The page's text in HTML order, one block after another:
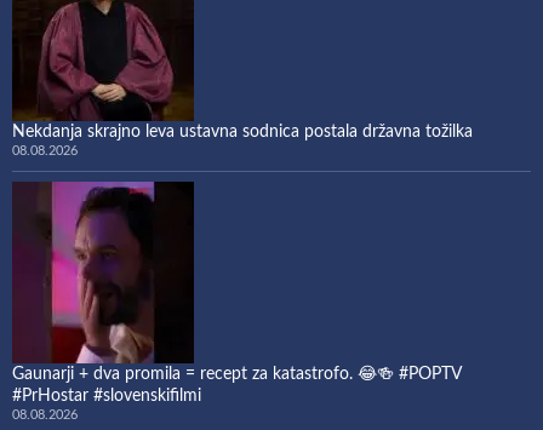
Nekdanja skrajno leva ustavna sodnica postala državna tožilka
08.08.2026
Gaunarji + dva promila = recept za katastrofo. 😂🍻 #POPTV
#PrHostar #slovenskifilmi
08.08.2026